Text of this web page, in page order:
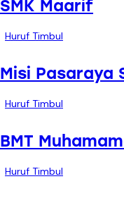
SMK Maarif
Huruf Timbul
Misi Pasaraya
Huruf Timbul
BMT
Huruf Timbul